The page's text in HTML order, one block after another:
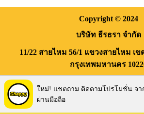
Copyright © 2024
บริษัท ธีรธรา จำกัด
11/22 สายไหม 56/1 แขวงสายไหม เข
กรุงเทพมหานคร
Visitors: 169,946
ใหม่! แชตถาม ติดตามโปรโมชั่น จาก
ผ่านมือถือ